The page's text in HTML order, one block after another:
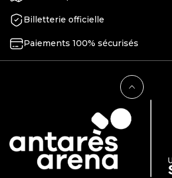
Billetterie officielle
Paiements 100% sécurisés